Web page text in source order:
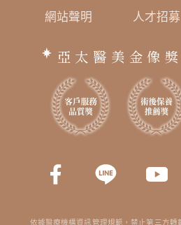
網站聲明 人才招募
亞太醫美金像
依據醫療機構資訊管理規範，禁止第三方轉